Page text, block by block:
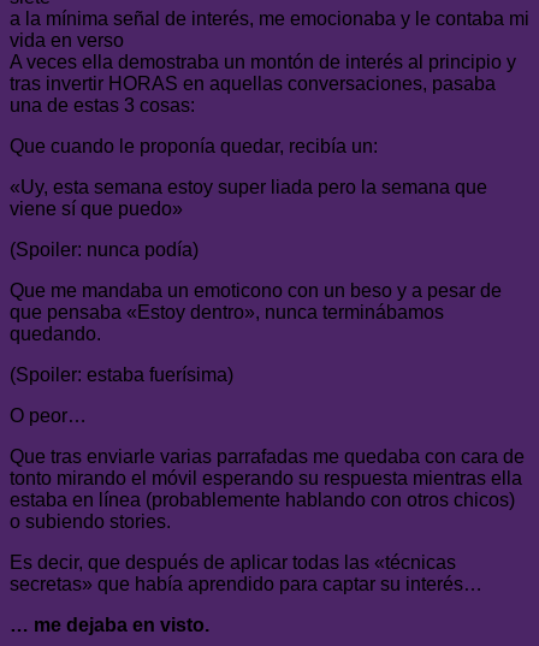
a la mínima señal de interés, me emocionaba y le contaba mi
vida en verso
A veces ella demostraba un montón de interés al principio y
tras invertir HORAS en aquellas conversaciones, pasaba
una de estas 3 cosas:
Que cuando le proponía quedar, recibía un:
«Uy, esta semana estoy super liada pero la semana que
viene sí que puedo»
(Spoiler: nunca podía)
Que me mandaba un emoticono con un beso y a pesar de
que pensaba «Estoy dentro», nunca terminábamos
quedando.
(Spoiler: estaba fuerísima)
O peor…
Que tras enviarle varias parrafadas me quedaba con cara de
tonto mirando el móvil esperando su respuesta mientras ella
estaba en línea (probablemente hablando con otros chicos)
o subiendo stories.
Es decir, que después de aplicar todas las «técnicas
secretas» que había aprendido para captar su interés…
… me dejaba en visto.